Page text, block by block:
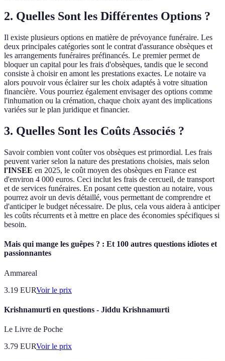
2. Quelles Sont les Différentes Options ?
Il existe plusieurs options en matière de prévoyance funéraire. Les
deux principales catégories sont le contrat d'assurance obsèques et
les arrangements funéraires préfinancés. Le premier permet de
bloquer un capital pour les frais d'obsèques, tandis que le second
consiste à choisir en amont les prestations exactes. Le notaire va
alors pouvoir vous éclairer sur les choix adaptés à votre situation
financière. Vous pourriez également envisager des options comme
l'inhumation ou la crémation, chaque choix ayant des implications
variées sur le plan juridique et financier.
3. Quelles Sont les Coûts Associés ?
Savoir combien vont coûter vos obsèques est primordial. Les frais
peuvent varier selon la nature des prestations choisies, mais selon
l'INSEE en 2025, le coût moyen des obsèques en France est
d'environ 4 000 euros. Ceci inclut les frais de cercueil, de transport
et de services funéraires. En posant cette question au notaire, vous
pourrez avoir un devis détaillé, vous permettant de comprendre et
d'anticiper le budget nécessaire. De plus, cela vous aidera à anticiper
les coûts récurrents et à mettre en place des économies spécifiques si
besoin.
Mais qui mange les guêpes ? : Et 100 autres questions idiotes et
passionnantes
Ammareal
3.19 EURVoir le prix
Krishnamurti en questions - Jiddu Krishnamurti
Le Livre de Poche
3.79 EURVoir le prix